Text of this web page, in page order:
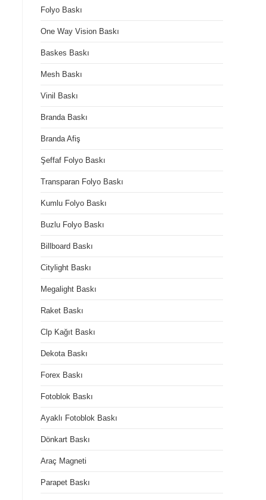
Folyo Baskı
One Way Vision Baskı
Baskes Baskı
Mesh Baskı
Vinil Baskı
Branda Baskı
Branda Afiş
Şeffaf Folyo Baskı
Transparan Folyo Baskı
Kumlu Folyo Baskı
Buzlu Folyo Baskı
Billboard Baskı
Citylight Baskı
Megalight Baskı
Raket Baskı
Clp Kağıt Baskı
Dekota Baskı
Forex Baskı
Fotoblok Baskı
Ayaklı Fotoblok Baskı
Dönkart Baskı
Araç Magneti
Parapet Baskı